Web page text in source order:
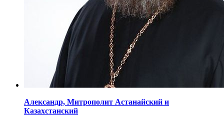
Александр, Митрополит Астанайский и
Казахстанский